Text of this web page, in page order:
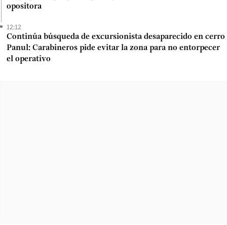
opositora
12:12
Continúa búsqueda de excursionista desaparecido en cerro
Panul: Carabineros pide evitar la zona para no entorpecer
el operativo